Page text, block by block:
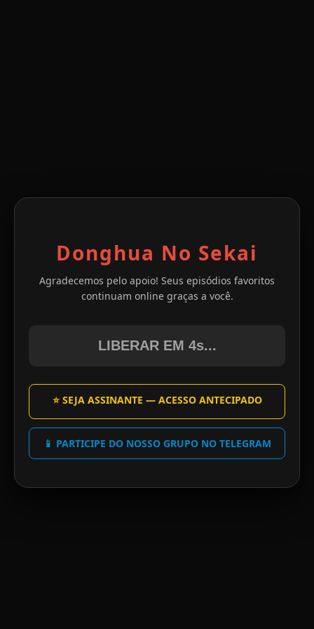
Donghua No Sekai
Agradecemos pelo apoio! Seus episódios favoritos
continuam online graças a você.
LIBERAR EM 4s...
⭐ SEJA ASSINANTE — ACESSO ANTECIPADO
📱 PARTICIPE DO NOSSO GRUPO NO TELEGRAM